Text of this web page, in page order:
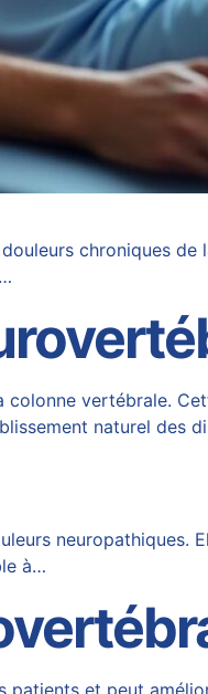
chroniques
vertébrale.
naturel des
neuropathiques.
à…
patients et peut